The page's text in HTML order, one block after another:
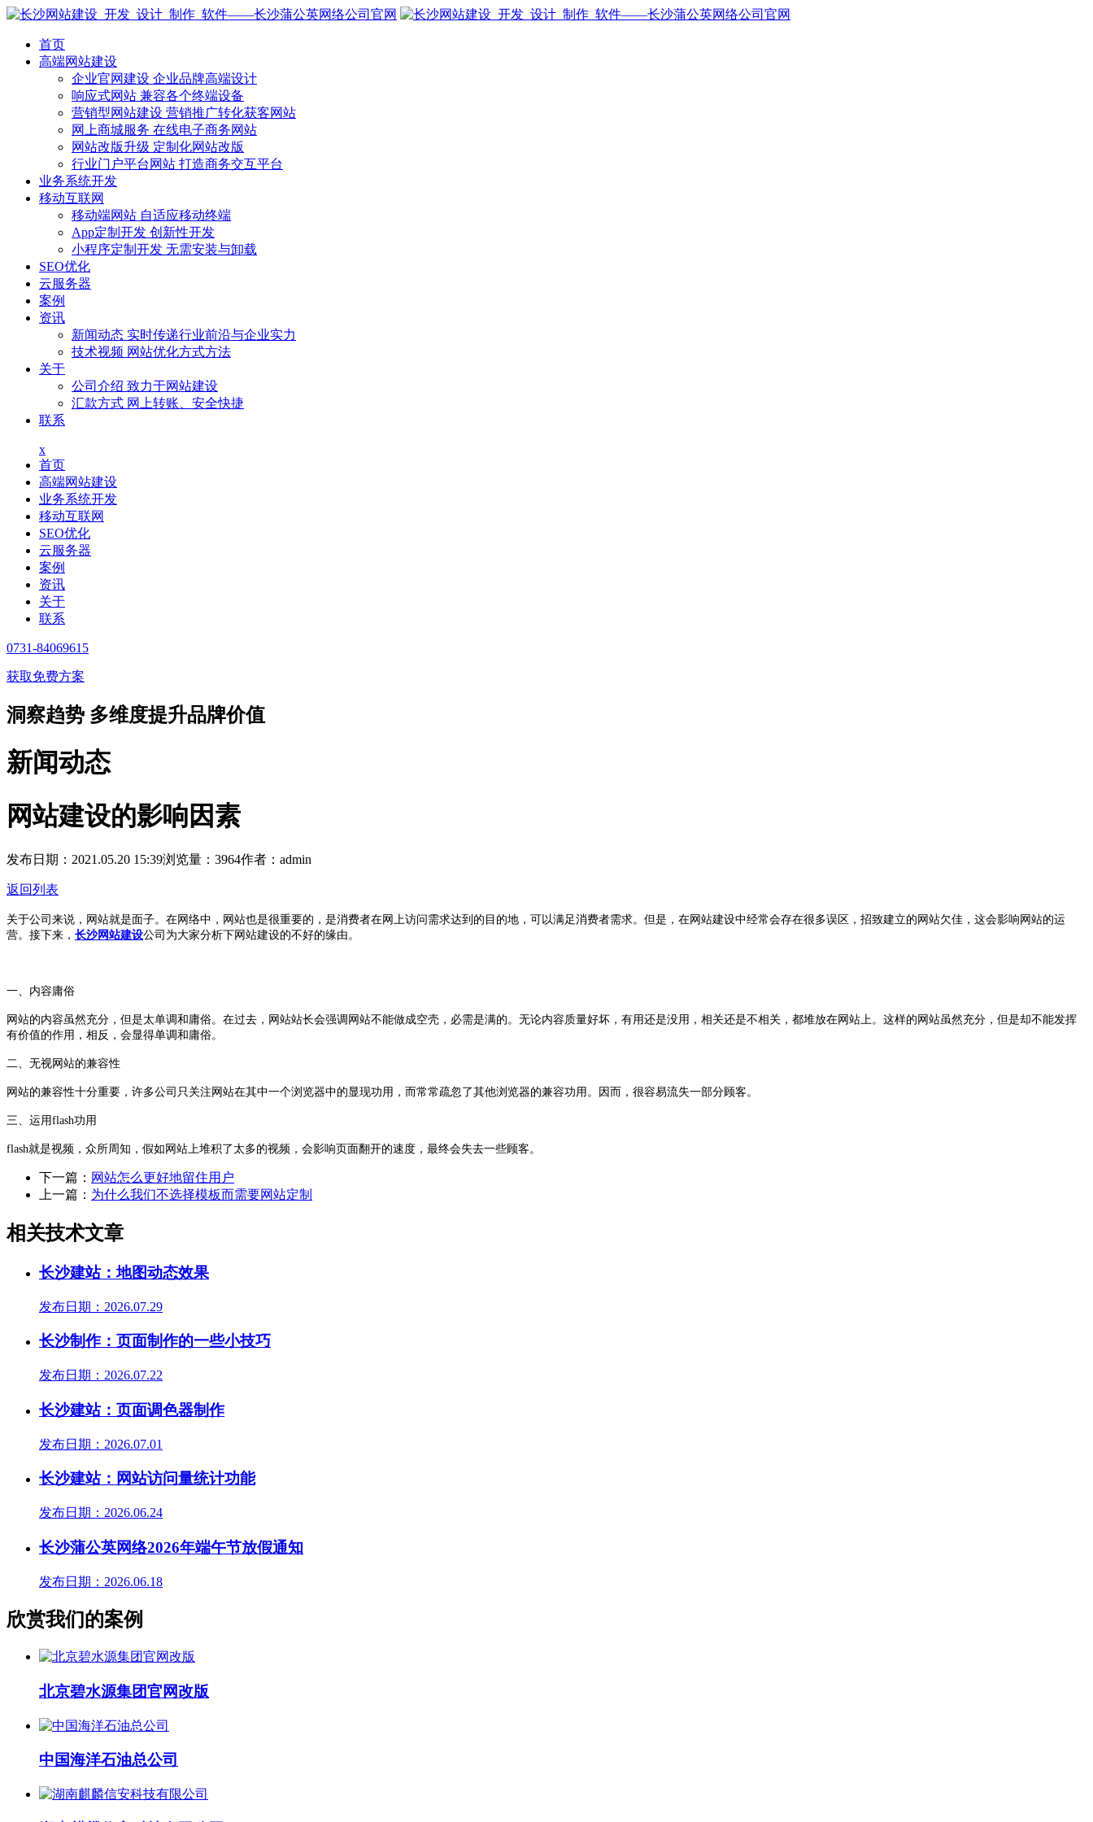
首页
高端网站建设
企业官网建设 企业品牌高端设计
响应式网站 兼容各个终端设备
营销型网站建设 营销推广转化获客网站
网上商城服务 在线电子商务网站
网站改版升级 定制化网站改版
行业门户平台网站 打造商务交互平台
业务系统开发
移动互联网
移动端网站 自适应移动终端
App定制开发 创新性开发
小程序定制开发 无需安装与卸载
SEO优化
云服务器
案例
资讯
新闻动态 实时传递行业前沿与企业实力
技术视频 网站优化方式方法
关于
公司介绍 致力于网站建设
汇款方式 网上转账、安全快捷
联系
x
首页
高端网站建设
业务系统开发
移动互联网
SEO优化
云服务器
案例
资讯
关于
联系
0731-84069615
获取免费方案
洞察趋势 多维度提升品牌价值
新闻动态
网站建设的影响因素
发布日期：2021.05.20 15:39浏览量：3964作者：admin
返回列表
关于公司来说，网站就是面子。在网络中，网站也是很重要的，是消费者在网上访问需求达到的目的地，可以满足消费者需求。但是，在网站建设中经常会存在很多误区，招致建立的网站欠佳，这会影响网站的运
营。接下来， 长沙网站建设公司为大家分析下网站建设的不好的缘由。
一、内容庸俗
网站的内容虽然充分，但是太单调和庸俗。在过去，网站站长会强调网站不能做成空壳，必需是满的。无论内容质量好坏，有用还是没用，相关还是不相关，都堆放在网站上。这样的网站虽然充分 ，但是却不能发挥
有价值的作用，相反，会显得单调和庸俗。
二、无视网站的兼容性
网站的兼容性十分重要，许多公司只关注网站在其中一个浏览器中的显现功用，而常常疏忽了其他浏览器的兼容功用。因而，很容易流失一部分顾客。
三、运用flash功用
flash就是视频，众所周知，假如网站上堆积了太多的视频，会影响页面翻开的速度，最终会失去一些顾客。
下一篇： 网站怎么更好地留住用户
上一篇： 为什么我们不选择模板而需要网站定制
相关技术文章
长沙建站：地图动态效果
发布日期：2026.07.29
长沙制作：页面制作的一些小技巧
发布日期：2026.07.22
长沙建站：页面调色器制作
发布日期：2026.07.01
长沙建站：网站访问量统计功能
发布日期：2026.06.24
长沙蒲公英网络2026年端午节放假通知
发布日期：2026.06.18
欣赏我们的案例
北京碧水源集团官网改版
中国海洋石油总公司